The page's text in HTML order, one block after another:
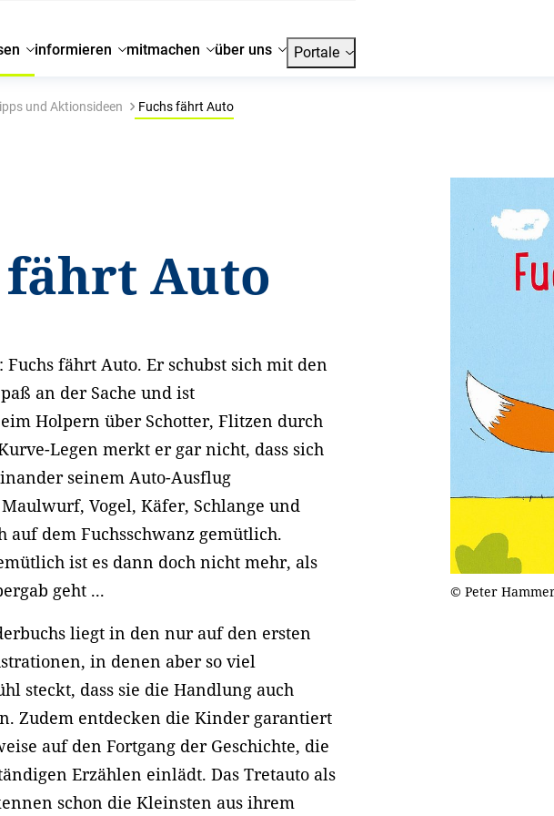
informieren mitmachen über uns Portale
und Aktionsideen Fuchs fährt Auto
fährt Auto
fährt Auto. Er schubst sich mit den
an der Sache und ist
Holpern über Schotter, Flitzen durch
Legen merkt er gar nicht, dass sich
seinem Auto-Ausflug
Vogel, Käfer, Schlange und
auf dem Fuchsschwanz gemütlich.
ist es dann doch nicht mehr, als
geht ...
liegt in den nur auf den ersten
in denen aber so viel
steckt, dass sie die Handlung auch
Zudem entdecken die Kinder garantiert
auf den Fortgang der Geschichte, die
Erzählen einlädt. Das Tretauto als
schon die Kleinsten aus ihrem
© Peter